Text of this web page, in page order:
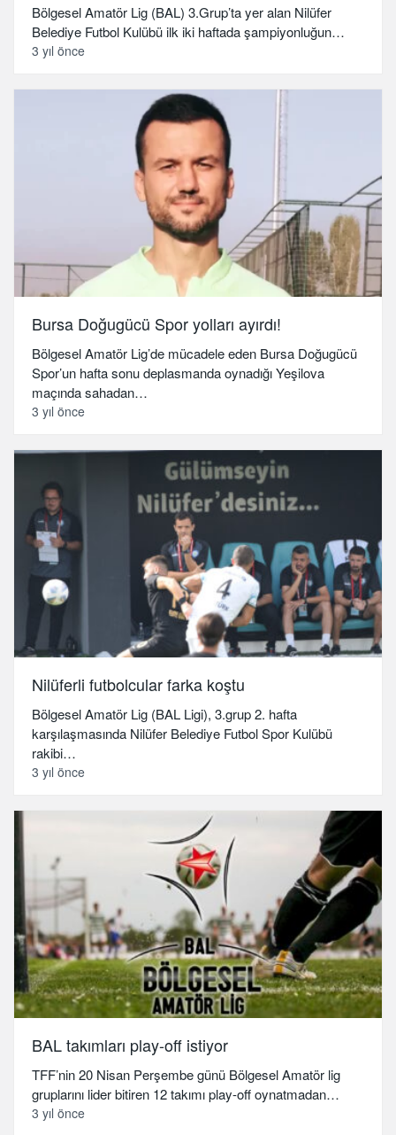
Bölgesel Amatör Lig (BAL) 3.Grup’ta yer alan Nilüfer
Belediye Futbol Kulübü ilk iki haftada şampiyonluğun…
3 yıl önce
Bursa Doğugücü Spor yolları ayırdı!
Bölgesel Amatör Lig’de mücadele eden Bursa Doğugücü
Spor’un hafta sonu deplasmanda oynadığı Yeşilova
maçında sahadan…
3 yıl önce
Nilüferli futbolcular farka koştu
Bölgesel Amatör Lig (BAL Ligi), 3.grup 2. hafta
karşılaşmasında Nilüfer Belediye Futbol Spor Kulübü
rakibi…
3 yıl önce
BAL takımları play-off istiyor
TFF’nin 20 Nisan Perşembe günü Bölgesel Amatör lig
gruplarını lider bitiren 12 takımı play-off oynatmadan…
3 yıl önce